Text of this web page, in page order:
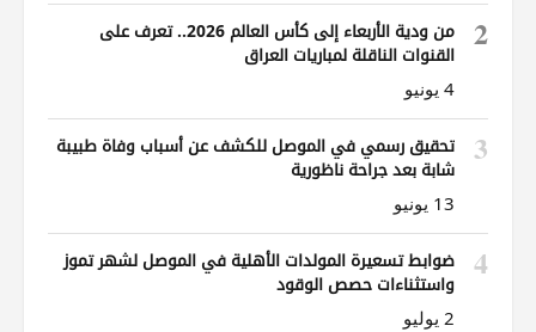
2
من ودية الأربعاء إلى كأس العالم 2026.. تعرف على
القنوات الناقلة لمباريات العراق
4 يونيو
3
تحقيق رسمي في الموصل للكشف عن أسباب وفاة طبيبة
شابة بعد جراحة ناظورية
13 يونيو
4
ضوابط تسعيرة المولدات الأهلية في الموصل لشهر تموز
واستثناءات حصص الوقود
2 يوليو